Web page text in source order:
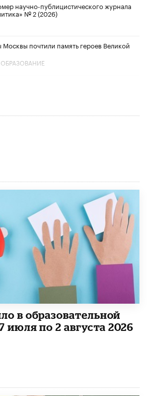
научно-публицистического журнала
№ 2 (2026)
почтили память героев Великой
в образовательной
июля по 2 августа 2026